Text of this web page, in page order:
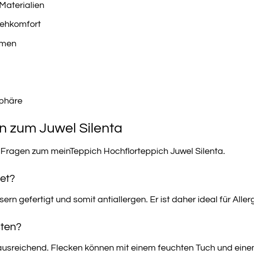
zum Juwel Silenta
zum meinTeppich Hochflorteppich Juwel Silenta.
gefertigt und somit antiallergen. Er ist daher ideal für
Flecken können mit einem feuchten Tuch und